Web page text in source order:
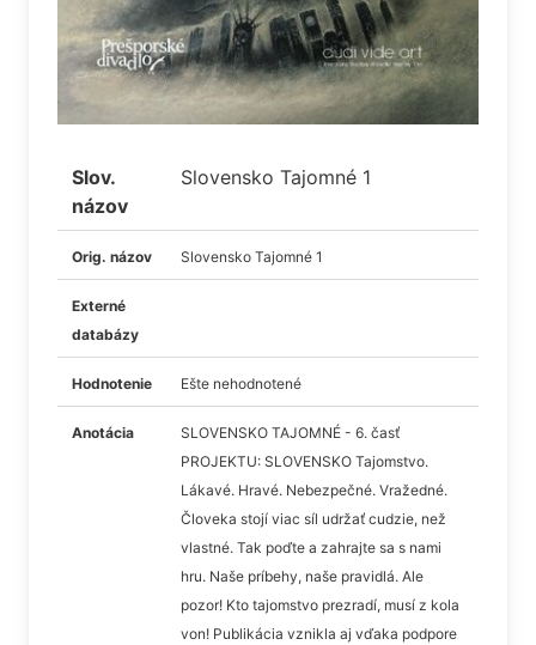
Slov.
názov
Slovensko Tajomné 1
Orig. názov Slovensko Tajomné 1
Externé
databázy
Hodnotenie Ešte nehodnotené
Anotácia
SLOVENSKO TAJOMNÉ - 6. časť
PROJEKTU: SLOVENSKO Tajomstvo.
Lákavé. Hravé. Nebezpečné. Vražedné.
Človeka stojí viac síl udržať cudzie, než
vlastné. Tak poďte a zahrajte sa s nami
hru. Naše príbehy, naše pravidlá. Ale
pozor! Kto tajomstvo prezradí, musí z kola
von! Publikácia vznikla aj vďaka podpore